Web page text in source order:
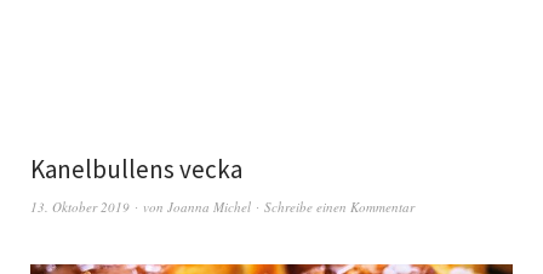
Kanelbullens vecka
13. Oktober 2019 von Joanna Michel Schreibe einen Kommentar